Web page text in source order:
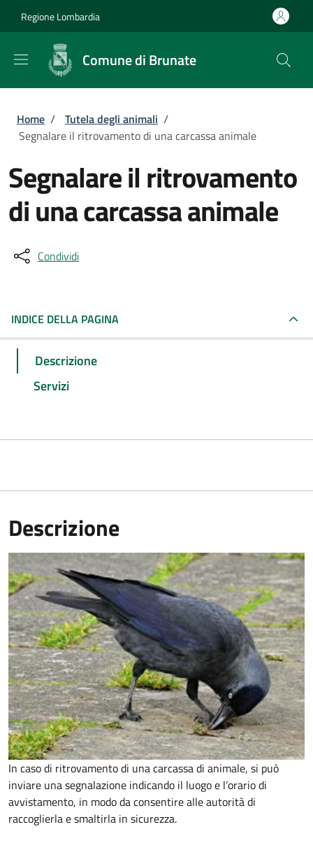
Regione Lombardia
Comune di Brunate
Briciole di pane
Home / Tutela degli animali /
Segnalare il ritrovamento di una carcassa animale
Segnalare il ritrovamento
di una carcassa animale
Condividi
INDICE DELLA PAGINA
Descrizione
Servizi
Descrizione
In caso di ritrovamento di una carcassa di animale, si può
inviare una segnalazione indicando il luogo e l’orario di
avvistamento, in modo da consentire alle autorità di
raccoglierla e smaltirla in sicurezza.